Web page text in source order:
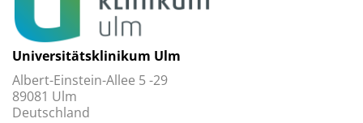
Universitätsklinikum Ulm
Albert-Einstein-Allee 5 -29
89081 Ulm
Deutschland